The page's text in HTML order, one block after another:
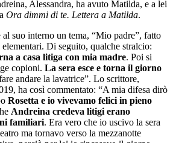
Alessandra, ha avuto Matilda, e a lei
Ora dimmi di te. Lettera a Matilda.
al suo interno un tema, “Mio padre”, fatto
Di seguito, qualche stralcio:
a casa litiga con mia madre. Poi si
copioni. La sera esce e torna il giorno
andare la lavatrice”. Lo scrittore,
ha così commentato: “A mia difesa dirò
Rosetta e io vivevamo felici in pieno
Andreina credeva litigi erano
familiari. Era vero che io uscivo la sera
ma tornavo verso la mezzanotte